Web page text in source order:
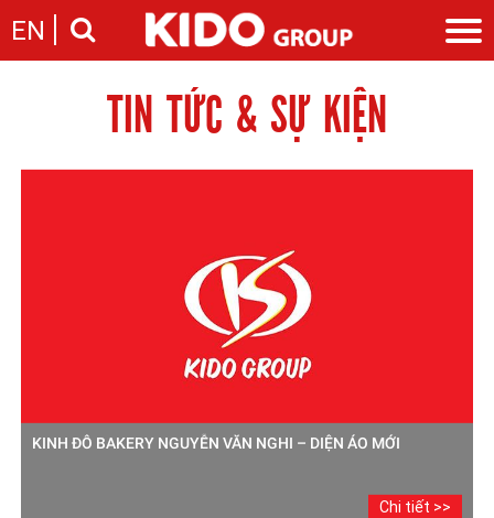
EN
Câu chuyện KIDO
Ngành dầu
Các công ty thành viên
Nhu cầu tuyển dụng
TIN TỨC & SỰ KIỆN
KINH ĐÔ BAKERY NGUYỄN VĂN NGHI – DIỆN ÁO MỚI
Chi tiết >>